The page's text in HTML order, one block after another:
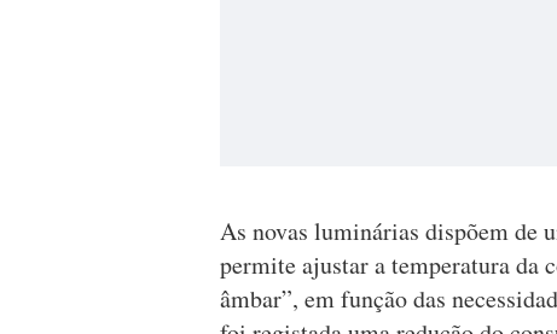
As novas luminárias dispõem de
permite ajustar a temperatura da
âmbar”, em função das